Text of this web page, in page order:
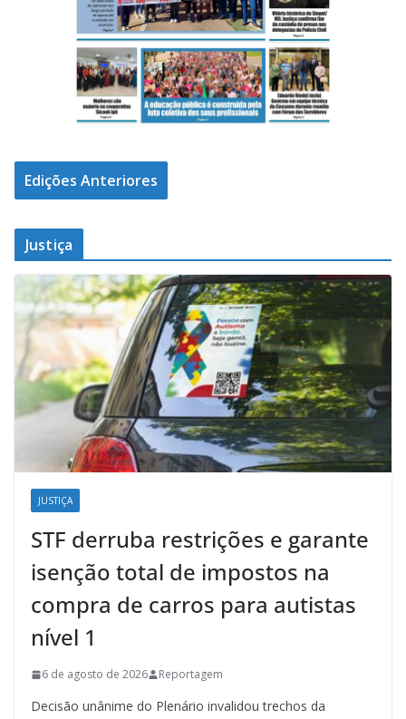
Edições Anteriores
Justiça
JUSTIÇA
STF derruba restrições e garante
isenção total de impostos na
compra de carros para autistas
nível 1
6 de agosto de 2026 Reportagem
Decisão unânime do Plenário invalidou trechos da